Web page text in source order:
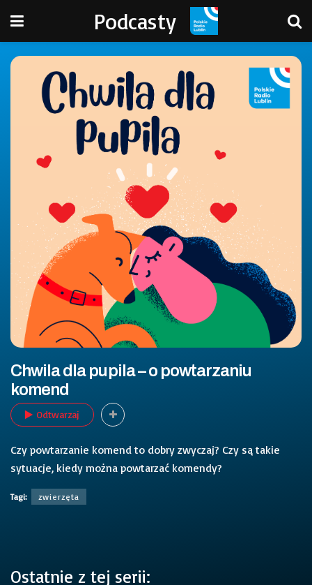
Podcasty
Chwila dla pupila – o powtarzaniu
komend
Odtwarzaj
Czy powtarzanie komend to dobry zwyczaj? Czy są takie
sytuacje, kiedy można powtarzać komendy?
Tagi: zwierzęta
Ostatnie z tej serii: